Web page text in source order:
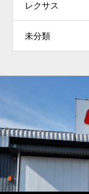
レクサス
未分類